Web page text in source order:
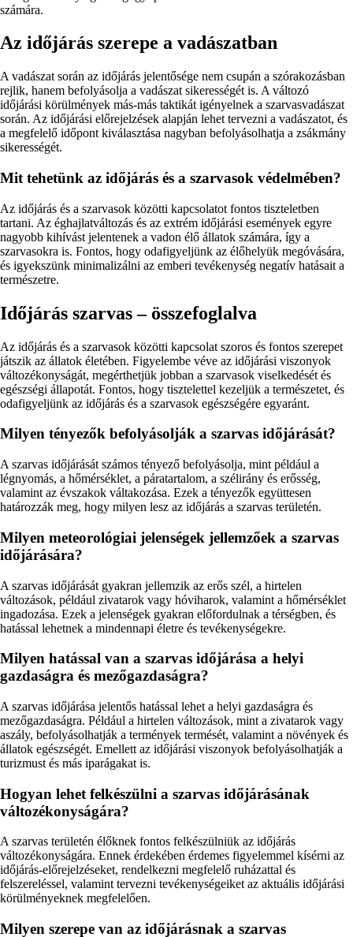
számára.
Az időjárás szerepe a vadászatban
A vadászat során az időjárás jelentősége nem csupán a szórakozásban
rejlik, hanem befolyásolja a vadászat sikerességét is. A változó
időjárási körülmények más-más taktikát igényelnek a szarvasvadászat
során. Az időjárási előrejelzések alapján lehet tervezni a vadászatot, és
a megfelelő időpont kiválasztása nagyban befolyásolhatja a zsákmány
sikerességét.
Mit tehetünk az időjárás és a szarvasok védelmében?
Az időjárás és a szarvasok közötti kapcsolatot fontos tiszteletben
tartani. Az éghajlatváltozás és az extrém időjárási események egyre
nagyobb kihívást jelentenek a vadon élő állatok számára, így a
szarvasokra is. Fontos, hogy odafigyeljünk az élőhelyük megóvására,
és igyekszünk minimalizálni az emberi tevékenység negatív hatásait a
természetre.
Időjárás szarvas – összefoglalva
Az időjárás és a szarvasok közötti kapcsolat szoros és fontos szerepet
játszik az állatok életében. Figyelembe véve az időjárási viszonyok
változékonyságát, megérthetjük jobban a szarvasok viselkedését és
egészségi állapotát. Fontos, hogy tisztelettel kezeljük a természetet, és
odafigyeljünk az időjárás és a szarvasok egészségére egyaránt.
Milyen tényezők befolyásolják a szarvas időjárását?
A szarvas időjárását számos tényező befolyásolja, mint például a
légnyomás, a hőmérséklet, a páratartalom, a szélirány és erősség,
valamint az évszakok váltakozása. Ezek a tényezők együttesen
határozzák meg, hogy milyen lesz az időjárás a szarvas területén.
Milyen meteorológiai jelenségek jellemzőek a szarvas
időjárására?
A szarvas időjárását gyakran jellemzik az erős szél, a hirtelen
változások, például zivatarok vagy hóviharok, valamint a hőmérséklet
ingadozása. Ezek a jelenségek gyakran előfordulnak a térségben, és
hatással lehetnek a mindennapi életre és tevékenységekre.
Milyen hatással van a szarvas időjárása a helyi
gazdaságra és mezőgazdaságra?
A szarvas időjárása jelentős hatással lehet a helyi gazdaságra és
mezőgazdaságra. Például a hirtelen változások, mint a zivatarok vagy
aszály, befolyásolhatják a termények termését, valamint a növények és
állatok egészségét. Emellett az időjárási viszonyok befolyásolhatják a
turizmust és más iparágakat is.
Hogyan lehet felkészülni a szarvas időjárásának
változékonyságára?
A szarvas területén élőknek fontos felkészülniük az időjárás
változékonyságára. Ennek érdekében érdemes figyelemmel kísérni az
időjárás-előrejelzéseket, rendelkezni megfelelő ruházattal és
felszereléssel, valamint tervezni tevékenységeiket az aktuális időjárási
körülményeknek megfelelően.
Milyen szerepe van az időjárásnak a szarvas